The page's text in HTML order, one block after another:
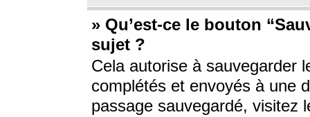
» Qu’est-ce le bouton
sujet ?
Cela autorise à sauvegarder
complétés et envoyés à une
passage sauvegardé, visitez